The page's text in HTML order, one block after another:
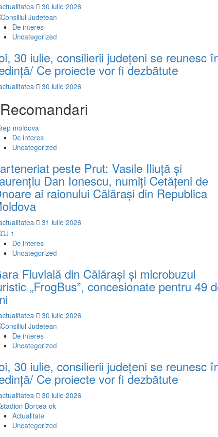
30 iulie 2026
De interes
Uncategorized
30 iulie, consilierii județeni se reunesc
Ce proiecte vor fi dezbătute
30 iulie 2026
Recomandari
De interes
Uncategorized
peste Prut: Vasile Iliuță și
Dan Ionescu, numiți Cetățeni de
ai raionului Călărași din Republica
31 iulie 2026
De interes
Uncategorized
Fluvială din Călărași și microbuzul
„FrogBus”, concesionate pentru 49
30 iulie 2026
De interes
Uncategorized
30 iulie, consilierii județeni se reunesc
Ce proiecte vor fi dezbătute
30 iulie 2026
Actualitate
Uncategorized